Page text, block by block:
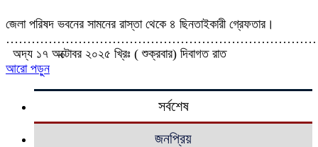
জেলা পরিষদ ভবনের সামনের রাস্তা থেকে ৪ ছিনতাইকারী গ্রেফতার।
অদ্য ১৭ অক্টোবর ২০২৫ খ্রিঃ ( শুক্রবার) দিবাগত রাত
আরো পড়ুন
সর্বশেষ
জনপ্রিয়